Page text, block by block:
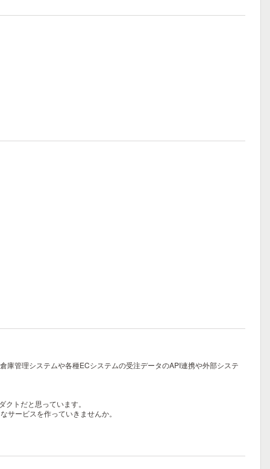
管理システムや各種ECシステムの受注データのAPI連携や外部システ
トだと思っています。
ービスを作っていきませんか。